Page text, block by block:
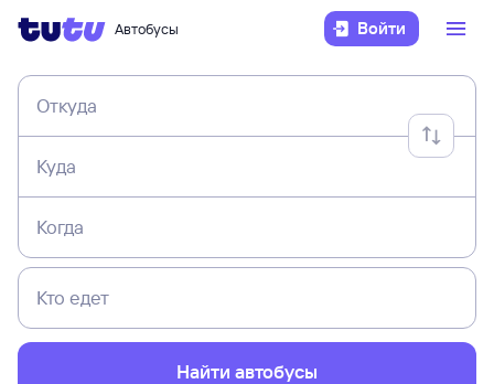
Автобусы Войти
Откуда
Куда
Когда
Кто едет
Найти автобусы